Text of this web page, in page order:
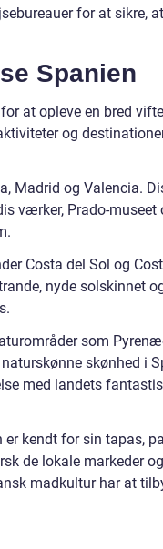
for at sikre,
Spanien
at opleve en bred
og
Madrid og Valencia.
værker, Prado-museet
Costa del Sol og
nyde solskinnet
som
skønhed i
med landets
kendt for sin tapas,
de lokale markeder og
madkultur har at